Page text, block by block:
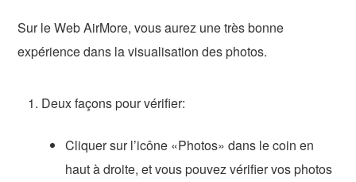
Sur le Web AirMore, vous aurez une très bonne
expérience dans la visualisation des photos.
Deux façons pour vérifier:
Cliquer sur l’icône «Photos» dans le coin en
haut à droite, et vous pouvez vérifier vos photos